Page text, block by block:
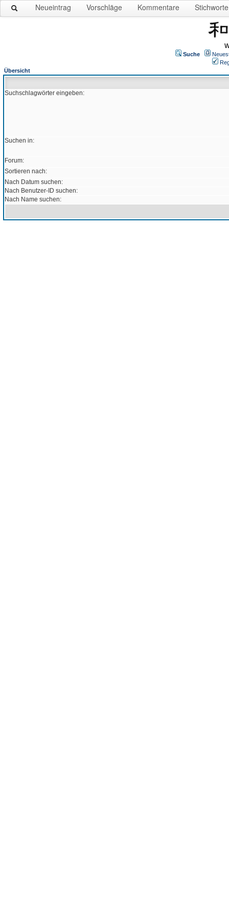
Neueintrag Vorschläge Kommentare Stichworte
Suche
Übersicht
Suchschlagwörter eingeben:
Suchen in:
Forum:
Sortieren nach:
Nach Datum suchen:
Nach Benutzer-ID suchen:
Nach Name suchen: